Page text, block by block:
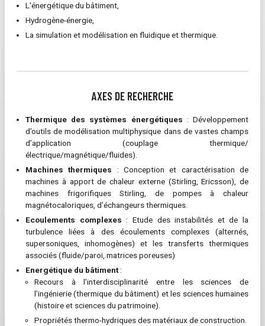
L'énergétique du bâtiment,
Hydrogène-énergie,
La simulation et modélisation en fluidique et thermique.
AXES DE RECHERCHE
Thermique des systèmes énergétiques : Développement
d’outils de modélisation multiphysique dans de vastes champs
d’application (couplage thermique/
électrique/magnétique/fluides).
Machines thermiques : Conception et caractérisation de
machines à apport de chaleur externe (Stirling, Ericsson), de
machines frigorifiques Stirling, de pompes à chaleur
magnétocaloriques, d’échangeurs thermiques.
Ecoulements complexes : Etude des instabilités et de la
turbulence liées à des écoulements complexes (alternés,
supersoniques, inhomogènes) et les transferts thermiques
associés (fluide/paroi, matrices poreuses)
Energétique du bâtiment:
Recours à l’interdisciplinarité entre les sciences de
l’ingénierie (thermique du bâtiment) et les sciences humaines
(histoire et sciences du patrimoine).
Propriétés thermo-hydriques des matériaux de construction.